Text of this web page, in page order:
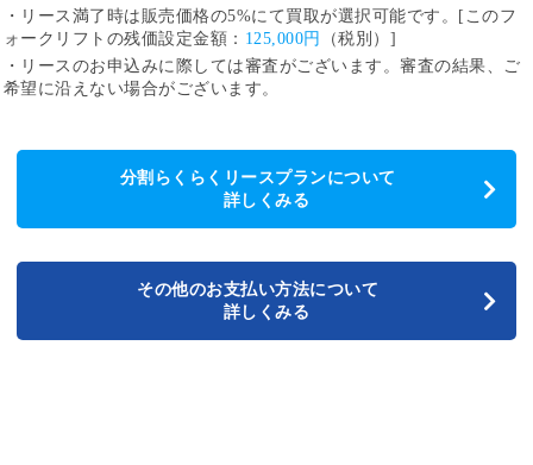
・リース満了時は販売価格の5%にて買取が選択可能です。[このフ
ォークリフトの残価設定金額： 125,000円
（税別）]
・リースのお申込みに際しては審査がございます。審査の結果、ご
希望に沿えない場合がございます。
分割らくらくリースプランについて
詳しくみる
その他のお支払い方法について
詳しくみる